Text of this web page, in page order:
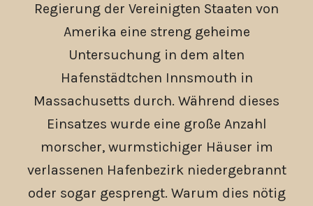
Regierung der Vereinigten Staaten von
Amerika eine streng geheime
Untersuchung in dem alten
Hafenstädtchen Innsmouth in
Massachusetts durch. Während dieses
Einsatzes wurde eine große Anzahl
morscher, wurmstichiger Häuser im
verlassenen Hafenbezirk niedergebrannt
oder sogar gesprengt. Warum dies nötig